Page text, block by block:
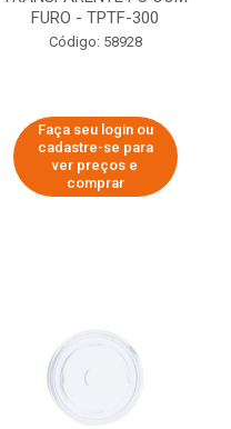
FURO - TPTF-300
Código: 58928
Faça seu login ou
cadastre-se para
ver preços e
comprar